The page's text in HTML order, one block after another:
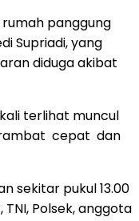
panggung
Supriadi, yang
diduga akibat
terlihat muncul
cepat dan
sekitar pukul 13.00
Polsek, anggota